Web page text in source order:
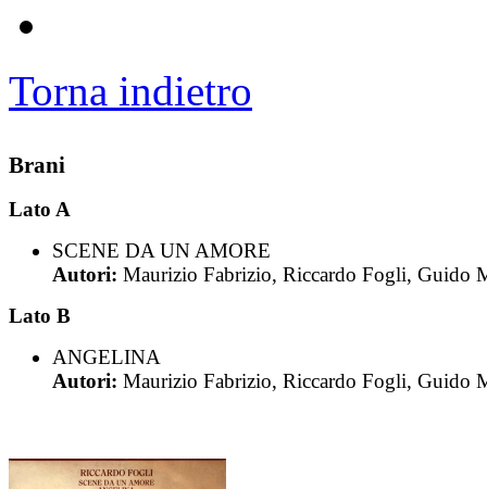
Torna indietro
Brani
Lato A
SCENE DA UN AMORE
Autori: Maurizio Fabrizio, Riccardo Fogli, Guido
Lato B
ANGELINA
Autori: Maurizio Fabrizio, Riccardo Fogli, Guido